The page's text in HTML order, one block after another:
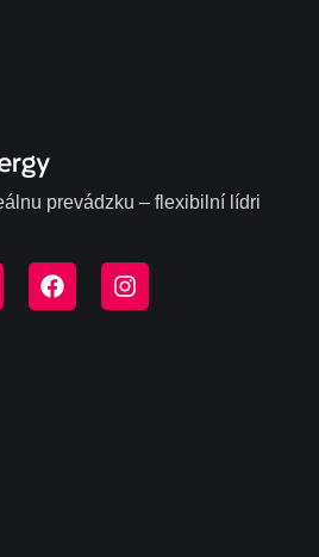
prevádzku – flexibilní lídri